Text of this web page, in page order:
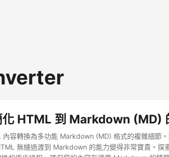
化 HTML 到 Markdown (MD)
容轉換為多功能 Markdown (MD) 格式的複雜細節
無縫過渡到 Markdown 的能力變得非常寶貴。探